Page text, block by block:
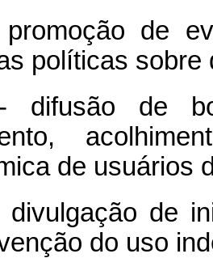
de
políticas sobre
difusão de
de usuários
divulgação de
do uso